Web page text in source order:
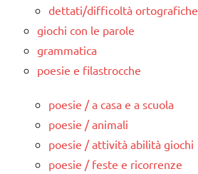
dettati/difficoltà ortografiche
giochi con le parole
grammatica
poesie e filastrocche
poesie / a casa e a scuola
poesie / animali
poesie / attività abilità giochi
poesie / feste e ricorrenze